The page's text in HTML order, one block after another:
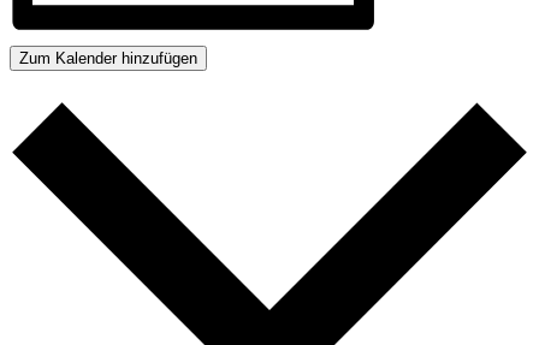
Zum Kalender hinzufügen